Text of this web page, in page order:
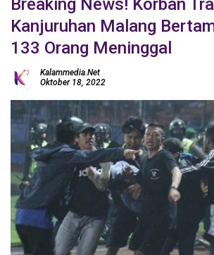
Breaking News! Korban
Kanjuruhan Malang
133 Orang Meninggal
Kalammedia.net
Oktober 18, 2022